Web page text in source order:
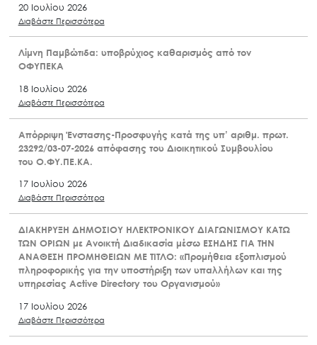
20 Ιουλίου 2026
Διαβάστε Περισσότερα
Λίμνη Παμβώτιδα: υποβρύχιος καθαρισμός από τον
ΟΦΥΠΕΚΑ
18 Ιουλίου 2026
Διαβάστε Περισσότερα
Απόρριψη Ένστασης-Προσφυγής κατά της υπ’ αριθμ. πρωτ.
23292/03-07-2026 απόφασης του Διοικητικού Συμβουλίου
του Ο.ΦΥ.ΠΕ.ΚΑ.
17 Ιουλίου 2026
Διαβάστε Περισσότερα
ΔΙΑΚΗΡΥΞΗ ΔΗΜΟΣΙΟΥ ΗΛΕΚΤΡΟΝΙΚΟΥ ΔΙΑΓΩΝΙΣΜΟΥ ΚΑΤΩ
ΤΩΝ ΟΡΙΩΝ με Ανοικτή Διαδικασία μέσω ΕΣΗΔΗΣ ΓΙΑ ΤΗΝ
ΑΝΑΘΕΣΗ ΠΡΟΜΗΘΕΙΩΝ ΜΕ ΤΙΤΛΟ: «Προμήθεια εξοπλισμού
πληροφορικής για την υποστήριξη των υπαλλήλων και της
υπηρεσίας Active Directory του Οργανισμού»
17 Ιουλίου 2026
Διαβάστε Περισσότερα